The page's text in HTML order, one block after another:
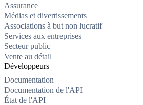
Assurance
Médias et divertissements
Associations à but non lucratif
Services aux entreprises
Secteur public
Vente au détail
Développeurs
Documentation
Documentation de l'API
État de l'API